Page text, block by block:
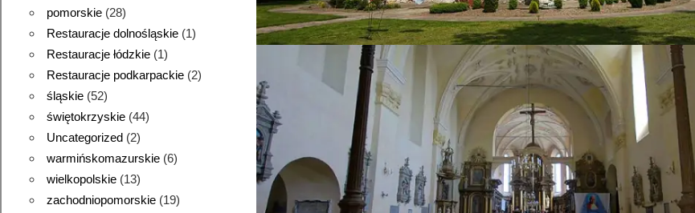
pomorskie(28)
Restauracje dolnośląskie(1)
Restauracje łódzkie(1)
Restauracje podkarpackie(2)
śląskie(52)
świętokrzyskie(44)
Uncategorized(2)
warmińskomazurskie(6)
wielkopolskie(13)
zachodniopomorskie(19)